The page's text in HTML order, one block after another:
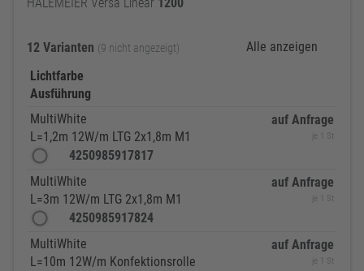
12 Varianten (9 nicht angezeigt)
Alle anzeigen
Lichtfarbe
Ausführung
MultiWhite
L=1,2m 12W/m LTG 2x1,8m M1
4250985917817
auf Anfrage
je 1 St
MultiWhite
L=3m 12W/m LTG 2x1,8m M1
4250985917824
auf Anfrage
je 1 St
MultiWhite
L=10m 12W/m Konfektionsrolle
auf Anfrage
je 1 St